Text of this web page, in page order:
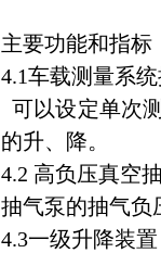
主要功能和指标
4.1车载测量系
可以设定单次
的升、降。
4.2 高负压真空
抽气泵的抽气负
4.3一级升降装置